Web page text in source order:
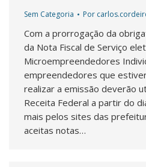
Sem Categoria Por
Com a prorrogação da
da Nota Fiscal de Serviço
Microempreendedores
empreendedores que
realizar a emissão deverão
Receita Federal a partir do
mais pelos sites das
aceitas notas…